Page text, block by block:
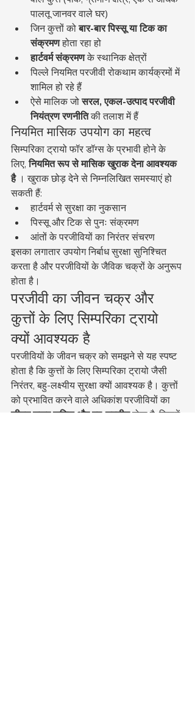
पालतू जानवर वाले घर)
जिन कुत्तों को बार-बार पिस्सू या टिक का
संक्रमण होता रहा हो
हार्टवर्म संक्रमण के स्थानिक क्षेत्रों
पिल्ले नियमित परजीवी रोकथाम कार्यक्रमों में
शामिल हो रहे हैं
ऐसे मालिक जो सरल, एकल-उत्पाद परजीवी
नियंत्रण रणनीति की तलाश में हैं
नियमित मासिक उपयोग का महत्व
सिम्परिका ट्रायो फॉर डॉग्स के प्रभावी होने के
लिए, नियमित रूप से मासिक खुराक देना आवश्यक
है । खुराक छोड़ देने से निम्नलिखित समस्याएं हो
सकती हैं:
हार्टवर्म से सुरक्षा का नुकसान
पिस्सू और टिक से पुनः संक्रमण
आंतों के परजीवियों का निरंतर संचरण
इसका लगातार उपयोग निर्बाध सुरक्षा सुनिश्चित
करता है और परजीवियों के जैविक चक्रों के अनुरूप
होता है।
परजीवी का जीवन चक्र और
कुत्तों के लिए सिम्परिका ट्रायो
क्यों आवश्यक है
परजीवियों के जीवन चक्र को समझने से यह स्पष्ट
होता है कि कुत्तों के लिए सिम्परिका ट्रायो जैसी
निरंतर, बहु-लक्ष्यीय सुरक्षा क्यों आवश्यक है। कुत्तों
को प्रभावित करने वाले अधिकांश परजीवियों का
जीवन चक्र जटिल और बहु-चरणीय होता है, जिसमें